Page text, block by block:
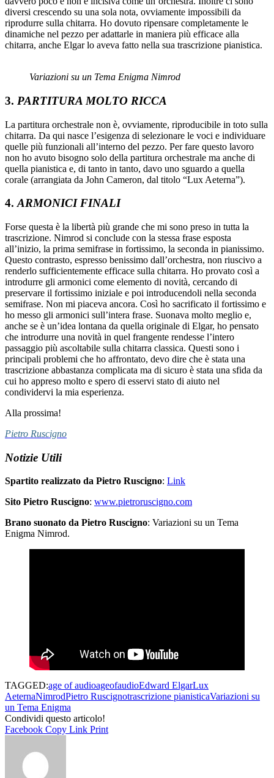
diversi crescendo su una sola nota, ovviamente impossibili da
riprodurre sulla chitarra. Ho dovuto ripensare completamente le
dinamiche nel pezzo per adattarle in maniera più efficace alla
chitarra, anche Elgar lo aveva fatto nella sua trascrizione pianistica.
Variazioni su un Tema Enigma Nimrod
3. PARTITURA MOLTO RICCA
La partitura orchestrale non è, ovviamente, riproducibile in toto sulla
chitarra. Da qui nasce l’esigenza di selezionare le voci e individuare
quelle più funzionali all’interno del pezzo. Per fare questo lavoro
non ho avuto bisogno solo della partitura orchestrale ma anche di
quella pianistica e, di tanto in tanto, davo uno sguardo a quella
corale (arrangiata da John Cameron, dal titolo “Lux Aeterna”).
4.ARMONICI FINALI
Forse questa è la libertà più grande che mi sono preso in tutta la
trascrizione. Nimrod si conclude con la stessa frase esposta
all’inizio, la prima semifrase in fortissimo, la seconda in pianissimo.
Questo contrasto, espresso benissimo dall’orchestra, non riuscivo a
renderlo sufficientemente efficace sulla chitarra. Ho provato così a
introdurre gli armonici come elemento di novità, cercando di
preservare il fortissimo iniziale e poi introducendoli nella seconda
semifrase. Non mi piaceva ancora. Così ho sacrificato il fortissimo e
ho messo gli armonici sull’intera frase. Suonava molto meglio e,
anche se è un’idea lontana da quella originale di Elgar, ho pensato
che introdurre una novità in quel frangente rendesse l’intero
passaggio più ascoltabile sulla chitarra classica. Questi sono i
principali problemi che ho affrontato, devo dire che è stata una
trascrizione abbastanza complicata ma di sicuro è stata una sfida da
cui ho appreso molto e spero di esservi stato di aiuto nel
condividervi la mia esperienza.
Alla prossima!
Pietro Ruscigno
Notizie Utili
Spartito realizzato da Pietro Ruscigno: Link
Sito Pietro Ruscigno: www.pietroruscigno.com
Brano suonato da Pietro Ruscigno: Variazioni su un Tema
Enigma Nimrod.
TAGGED:age of audioageofaudioEdward ElgarLux
AeternaNimrodPietro Ruscignotrascrizione pianisticaVariazioni su
un Tema Enigma
Condividi questo articolo!
Facebook Copy Link Print